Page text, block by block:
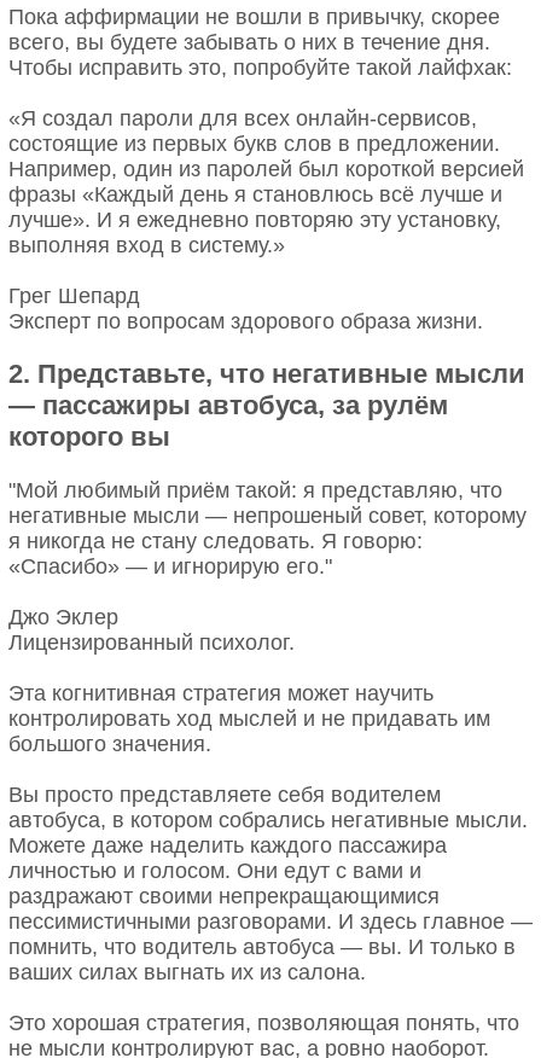
Пока аффирмации не вошли в привычку, скорее
всего, вы будете забывать о них в течение дня.
Чтобы исправить это, попробуйте такой лайфхак:
«Я создал пароли для всех онлайн-сервисов,
состоящие из первых букв слов в предложении.
Например, один из паролей был короткой версией
фразы «Каждый день я становлюсь всё лучше и
лучше». И я ежедневно повторяю эту установку,
выполняя вход в систему.»
Грег Шепард
Эксперт по вопросам здорового образа жизни.
2. Представьте, что негативные мысли
— пассажиры автобуса, за рулём
которого вы
"Мой любимый приём такой: я представляю, что
негативные мысли — непрошеный совет, которому
я никогда не стану следовать. Я говорю:
«Спасибо» — и игнорирую его."
Джо Эклер
Лицензированный психолог.
Эта когнитивная стратегия может научить
контролировать ход мыслей и не придавать им
большого значения.
Вы просто представляете себя водителем
автобуса, в котором собрались негативные мысли.
Можете даже наделить каждого пассажира
личностью и голосом. Они едут с вами и
раздражают своими непрекращающимися
пессимистичными разговорами. И здесь главное —
помнить, что водитель автобуса — вы. И только в
ваших силах выгнать их из салона.
Это хорошая стратегия, позволяющая понять, что
не мысли контролируют вас, а ровно наоборот.